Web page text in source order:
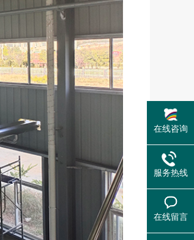
在线咨询
服务热线
在线留言